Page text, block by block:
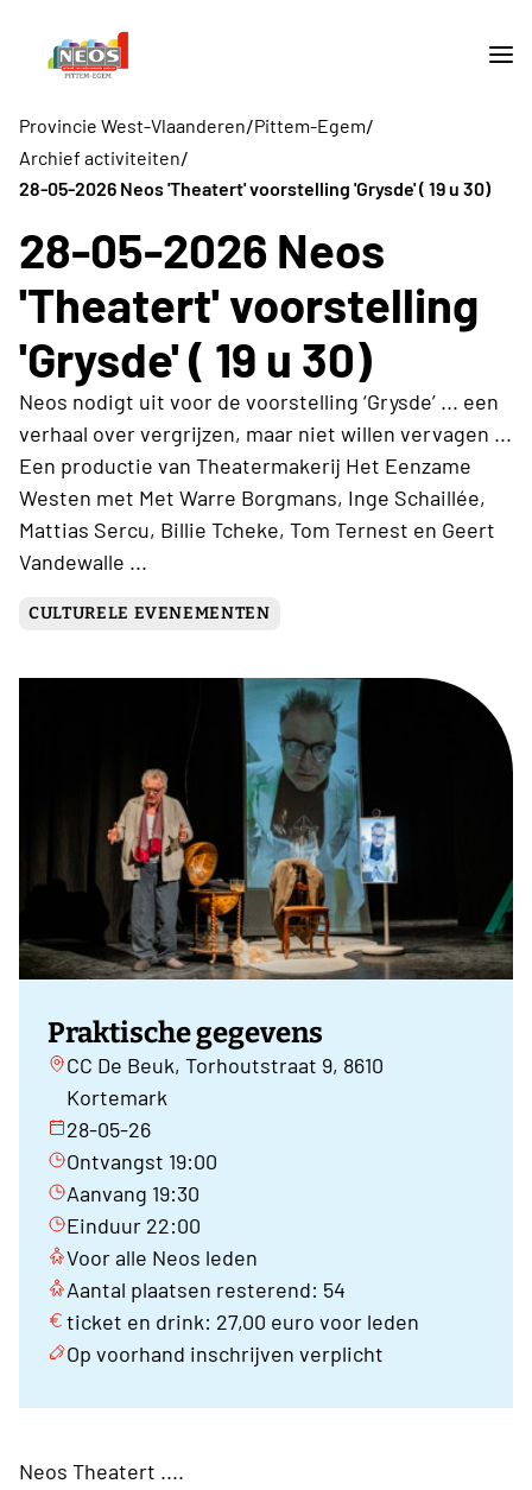
Provincie West-Vlaanderen/Pittem-Egem/
Archief activiteiten/
28-05-2026 Neos 'Theatert' voorstelling 'Grysde' ( 19 u 30)
28-05-2026 Neos
'Theatert' voorstelling
'Grysde' ( 19 u 30)
Neos nodigt uit voor de voorstelling ‘Grysde’ ... een
verhaal over vergrijzen, maar niet willen vervagen ...
Een productie van Theatermakerij Het Eenzame
Westen met Met Warre Borgmans, Inge Schaillée,
Mattias Sercu, Billie Tcheke, Tom Ternest en Geert
Vandewalle ...
CULTURELE EVENEMENTEN
Praktische gegevens
CC De Beuk, Torhoutstraat 9, 8610
Kortemark
28-05-26
Ontvangst 19:00
Aanvang 19:30
Einduur 22:00
Voor alle Neos leden
Aantal plaatsen resterend: 54
ticket en drink: 27,00 euro voor leden
Op voorhand inschrijven verplicht
Neos Theatert ....